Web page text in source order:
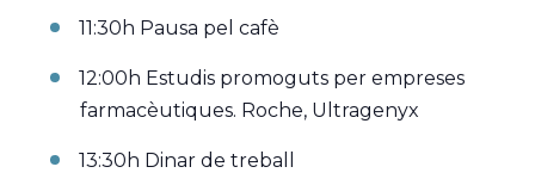
11:30h Pausa pel cafè
12:00h Estudis promoguts per empreses
farmacèutiques. Roche, Ultragenyx
13:30h Dinar de treball